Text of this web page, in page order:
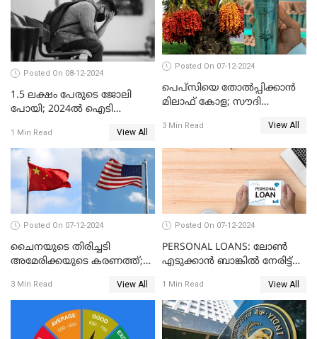
Posted On 08-12-2024
1.5 ലക്ഷം പേരുടെ ജോലി
പോയി; 2024ൽ ഐടി
1 Min Read View All
Posted On 07-12-2024
പെപ്സിയെ തോൽപ്പിക്കാൻ
മിലാഫ് കോള; സൗദി
കോളയേക്കുറിച്ച് അറിയാം
3 Min Read View All
Posted On 07-12-2024
ചൈനയുടെ തിരിച്ചടി
അമേരിക്കയുടെ കരണത്ത്;
3 Min Read View All
Posted On 07-12-2024
PERSONAL LOANS: ലോൺ
എടുക്കാൻ ബാങ്കിൽ നേരിട്ട്
ചെയ്തുകൂടേ?
1 Min Read View All